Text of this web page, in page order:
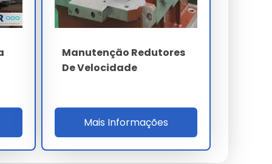
Manutenção Redutores
De Velocidade
Mais Informações